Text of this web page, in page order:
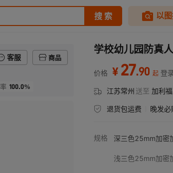
客服 商品
100.0%
学校幼儿园防真
价格 ¥ 27.90 起 登
江苏常州 送至 加利
退货包运费 晚发必
规格 深三色25mm加密
浅三色25mm加密